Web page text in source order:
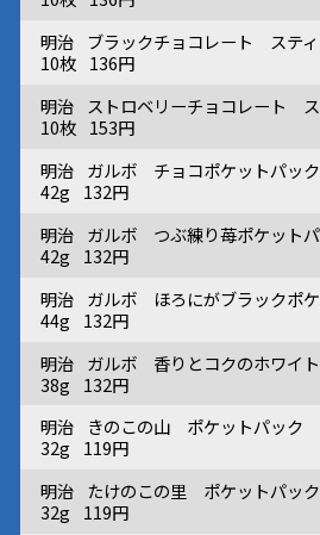
明治 ブラックチョコレート ステ
10枚 136円
明治
ストロベリーチョコレート
10枚 153円
明治 ガルボ チョコポケットパック
42g
132円
明治 ガルボ つぶ練り苺ポケット
42g
132円
明治 ガルボ ほろにがブラックポ
44g
132円
明治 ガルボ 香りとコクのホワイ
38g
132円
明治
きのこの山 ポケットパック
32g
119円
明治 たけのこの里 ポケットパック
32g
119円